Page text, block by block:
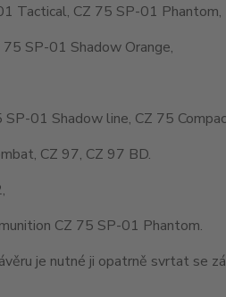
Tactical, CZ 75 SP-01 Phantom,
SP-01 Shadow Orange,
01 Shadow line, CZ 75
CZ 97, CZ 97 BD.
CZ 75 SP-01 Phantom.
je nutné ji opatrně svrtat se